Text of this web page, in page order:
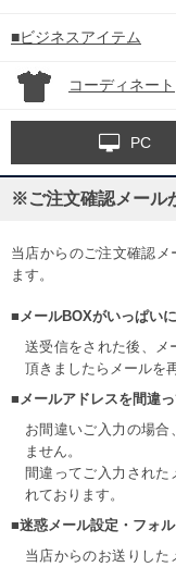
■ビジネスアイテム
コーディネート
PC
※ご注文確認メール
当店からのご注文確認
ます。
■メールBOXがいっぱいに
送受信をされた後、メ
頂きましたらメールを
■メールアドレスを間違っ
お間違いご入力の場合
ません。
間違ってご入力された
れております。
■迷惑メール設定・フォル
当店からのお送りし